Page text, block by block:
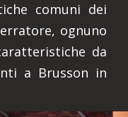
comuni dei
ognuno
da
a Brusson in